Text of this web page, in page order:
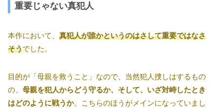
重要じゃない真犯人
本作において、 真犯人が誰かというのはさして重要ではなさ
そうでした。
目的が「母親を救うこと」なので、当然犯人捜しはするもの
の、 母親を犯人からどう守るか、そして、いざ対峙したとき
はどのように戦うか。こちらのほうがメインになっていまし